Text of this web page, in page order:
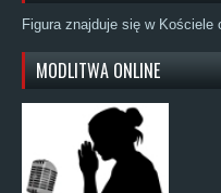
Figura znajduje się w
MODLITWA ONLINE